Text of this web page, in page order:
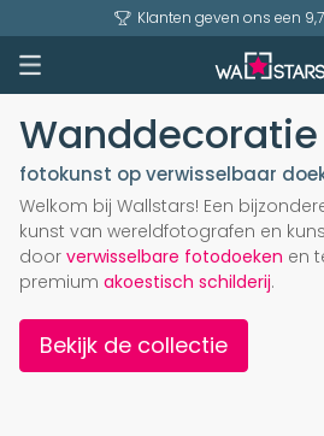
Klanten geven ons een 9,7
Wanddecoratie
fotokunst op verwisselbaar
Welkom bij Wallstars! Een
kunst van wereldfotografen en
door verwisselbare fotodoeken en
premium akoestisch schilderij.
Bekijk de collectie